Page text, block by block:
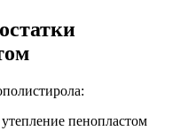
пенопластом